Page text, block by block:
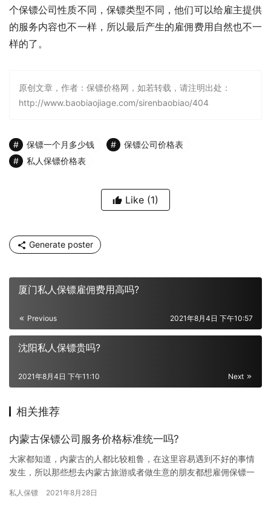
个保镖公司性质不同，保镖类型不同，他们可以给雇主提供
的服务内容也不一样，所以最后产生的雇佣费用自然也不一
样的了。
原创文章，作者：保镖价格网，如若转载，请注明出处：
http://www.baobiaojiage.com/sirenbaobiao/404
保镖一个月多少钱
保镖公司价格表
私人保镖价格表
Like (1)
Generate poster
厦门私人保镖雇佣费用高吗?
Previous 2021年8月4日 下午10:57
沈阳私人保镖贵吗?
Next
2021年8月4日 下午11:10
相关推荐
内蒙古保镖公司服务价格标准统一吗?
大家都知道，内蒙古的人都比较粗鲁，在这里容易遇到不好的事情
发生，所以那些想去内蒙古旅游或者做生意的朋友都想雇佣保镖一
务价格…
私人保镖 2021年8月28日